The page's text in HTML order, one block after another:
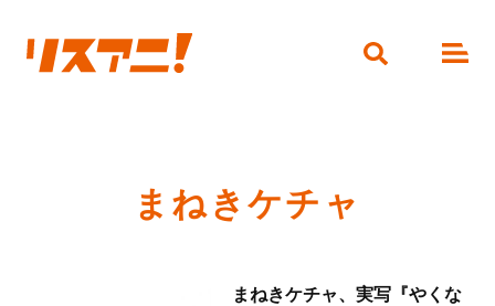
まねきケチャ
まねきケチャ、実写『やくな